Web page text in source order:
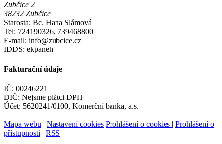
Zubčice 2
38232 Zubčice
Starosta: Bc. Hana Slámová
Tel: 724190326, 739468800
E-mail: info@zubcice.cz
IDDS: ekpaneh
Fakturační údaje
IČ: 00246221
DIČ: Nejsme plátci DPH
Účet: 5620241/0100, Komerční banka, a.s.
Mapa webu | Nastavení cookies Prohlášení o cookies | Prohlášení o
přístupnosti | RSS